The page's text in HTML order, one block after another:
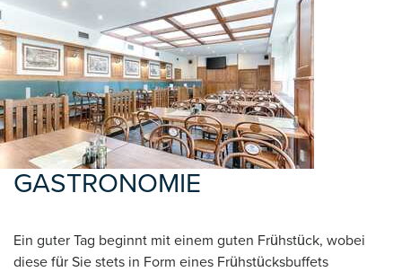
GASTRONOMIE
Ein guter Tag beginnt mit einem guten Frühstück, wobei
diese für Sie stets in Form eines Frühstücksbuffets